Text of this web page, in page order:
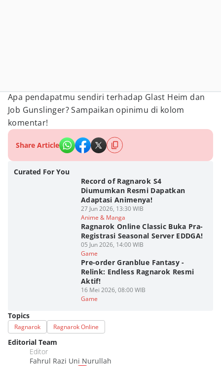
Apa pendapatmu sendiri terhadap Glast Heim dan
Job Gunslinger? Sampaikan opinimu di kolom
komentar!
Share Article
Curated For You
Record of Ragnarok S4
Diumumkan Resmi Dapatkan
Adaptasi Animenya!
27 Jun 2026, 13:30 WIB
Anime & Manga
Ragnarok Online Classic Buka Pra-
Registrasi Seasonal Server EDDGA!
05 Jun 2026, 14:00 WIB
Game
Pre-order Granblue Fantasy -
Relink: Endless Ragnarok Resmi
Aktif!
16 Mei 2026, 08:00 WIB
Game
Topics
Ragnarok Ragnarok Online
Editorial Team
Editor
Fahrul Razi Uni Nurullah